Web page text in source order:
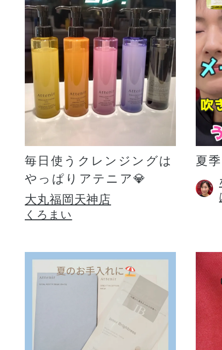
毎日使うクレンジングは
やっぱりアテニア💎
大丸福岡天神店
くろまい
夏